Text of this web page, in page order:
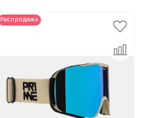
Распродажа